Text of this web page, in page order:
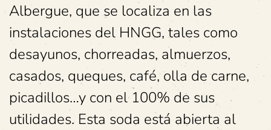
Albergue, que se localiza en las
instalaciones del HNGG, tales como
desayunos, chorreadas, almuerzos,
casados, queques, café, olla de carne,
picadillos…y con el 100% de sus
utilidades. Esta soda está abierta al